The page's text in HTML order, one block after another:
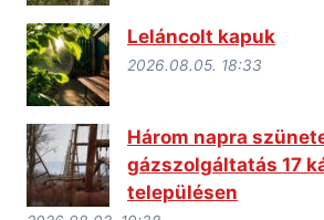
Leláncolt kapuk
2026.08.05. 18:33
Három napra
gázszolgáltatás 17
településen